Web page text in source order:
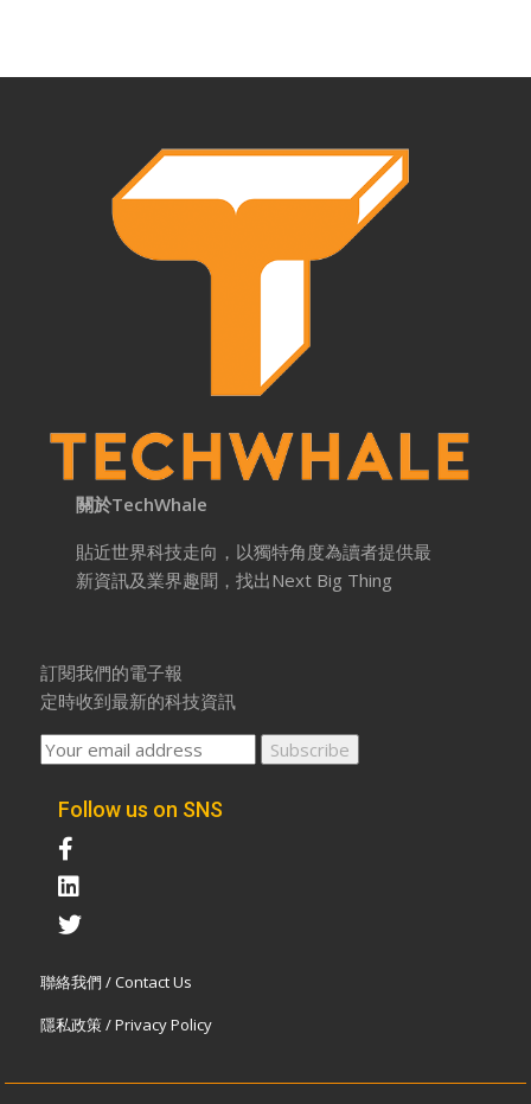
關於TechWhale
貼近世界科技走向，以獨特角度為讀者提供最
新資訊及業界趣聞，找出Next Big Thing
訂閱我們的電子報
定時收到最新的科技資訊
Follow us on SNS
聯絡我們 / Contact Us
隱私政策 / Privacy Policy